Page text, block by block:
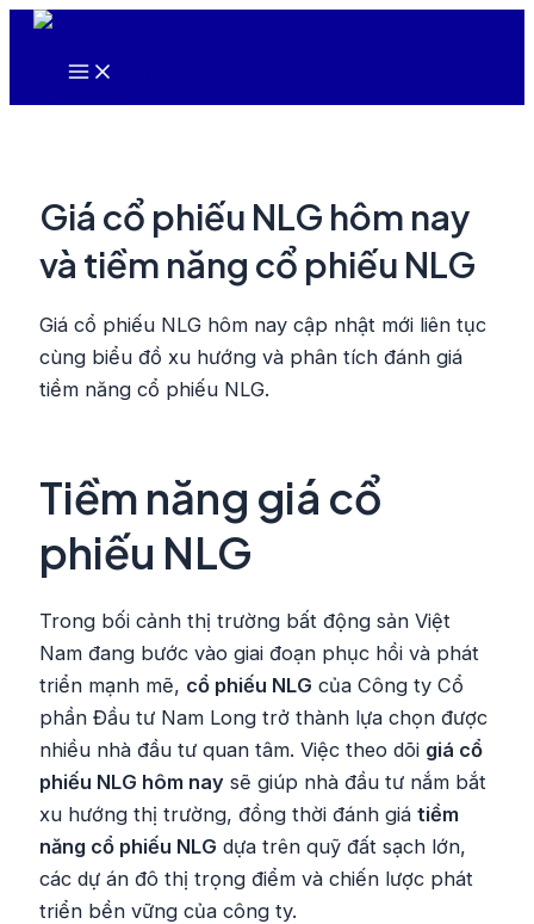
Nhảy
Main
Giá cổ phiếu NLG hôm nay
và tiềm năng cổ phiếu NLG
Giá cổ phiếu NLG hôm nay cập nhật mới liên tục
cùng biểu đồ xu hướng và phân tích đánh giá
tiềm năng cổ phiếu NLG.
Tiềm năng giá cổ
phiếu NLG
Trong bối cảnh thị trường bất động sản Việt
Nam đang bước vào giai đoạn phục hồi và phát
triển mạnh mẽ, cổ phiếu NLG của Công ty Cổ
phần Đầu tư Nam Long trở thành lựa chọn được
nhiều nhà đầu tư quan tâm. Việc theo dõi giá cổ
phiếu NLG hôm nay sẽ giúp nhà đầu tư nắm bắt
xu hướng thị trường, đồng thời đánh giátiềm
năng cổ phiếu NLG dựa trên quỹ đất sạch lớn,
các dự án đô thị trọng điểm và chiến lược phát
triển bền vững của công ty.